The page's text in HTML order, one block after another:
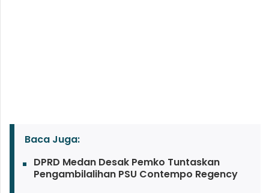
Baca Juga:
DPRD Medan Desak Pemko Tuntaskan
Pengambilalihan PSU Contempo Regency